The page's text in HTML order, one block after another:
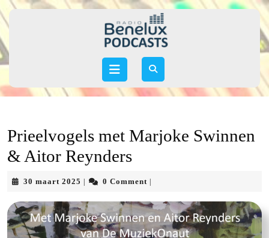
Skip
to
Open
Prieelvogels met Marjoke Swinnen
& Aitor Reynders
30 maart 2025 30
2025
0 Comment